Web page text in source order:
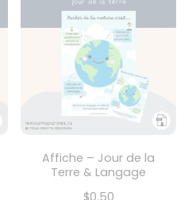
Affiche – Jour de la
Terre & Langage
$0.50